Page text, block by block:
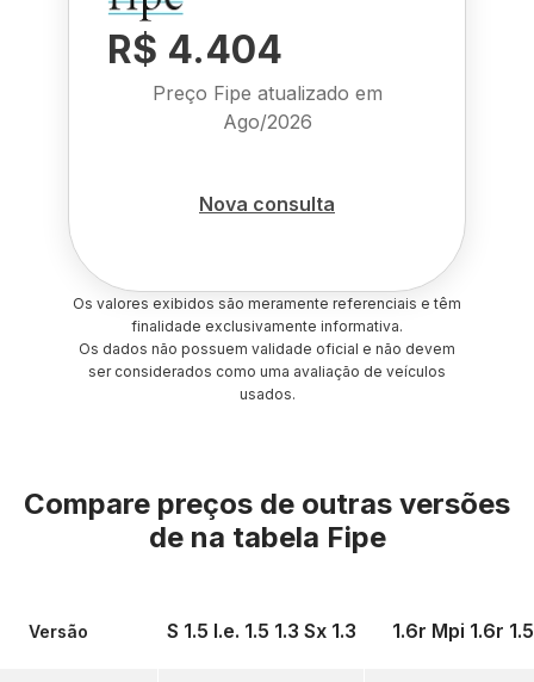
R$ 4.404
Preço Fipe atualizado em
Ago/2026
Nova consulta
Os valores exibidos são meramente referenciais e têm
finalidade exclusivamente informativa.
Os dados não possuem validade oficial e não devem
ser considerados como uma avaliação de veículos
usados.
Compare preços de outras versões
de na tabela Fipe
Versão S 1.5 I.e. 1.5 1.3 Sx 1.3 1.6r Mpi 1.6r